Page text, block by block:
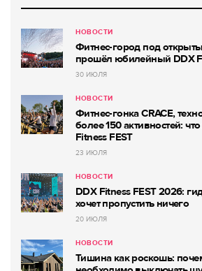
НОВОСТИ
Фитнес-город под
прошёл юбилейный DDX
30 ИЮЛЯ
НОВОСТИ
Фитнес-гонка CRACE,
более 150 активностей:
Fitness FEST
23 ИЮЛЯ
НОВОСТИ
DDX Fitness FEST 2026:
хочет пропустить ничего
20 ИЮЛЯ
НОВОСТИ
Тишина как роскошь: